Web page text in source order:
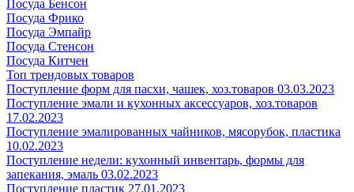
Посуда Бенсон
Посуда Фрико
Посуда Эмпайр
Посуда Стенсон
Посуда Китчен
Топ трендовых товаров
Поступление форм для пасхи, чашек, хоз.товаров 03.03.2023
Поступление эмали и кухонных аксессуаров, хоз.товаров
17.02.2023
Поступление эмалированных чайников, мясорубок, пластика
10.02.2023
Поступление недели: кухонный инвентарь, формы для
запекания, эмаль 03.02.2023
Поступление пластик 27.01.2023